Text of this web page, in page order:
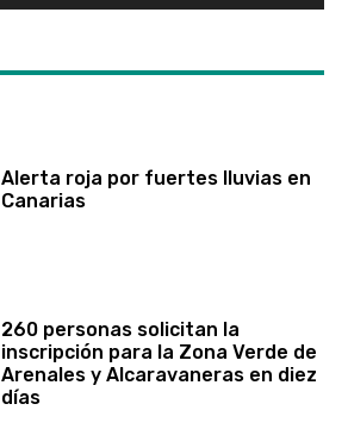
Alerta roja por fuertes lluvias en
Canarias
260 personas solicitan la
inscripción para la Zona Verde de
Arenales y Alcaravaneras en diez
días